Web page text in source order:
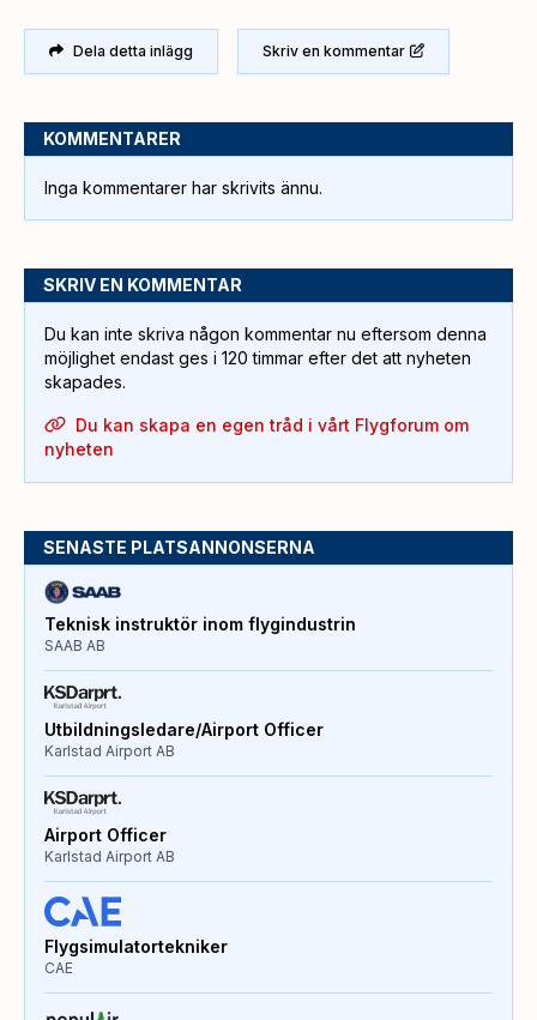
Dela detta inlägg Skriv en kommentar
KOMMENTARER
Inga kommentarer har skrivits ännu.
SKRIV EN KOMMENTAR
Du kan inte skriva någon kommentar nu eftersom denna
möjlighet endast ges i 120 timmar efter det att nyheten
skapades.
Du kan skapa en egen tråd i vårt Flygforum om
nyheten
SENASTE PLATSANNONSERNA
Teknisk instruktör inom flygindustrin
SAAB AB
Utbildningsledare/Airport Officer
Karlstad Airport AB
Airport Officer
Karlstad Airport AB
Flygsimulatortekniker
CAE